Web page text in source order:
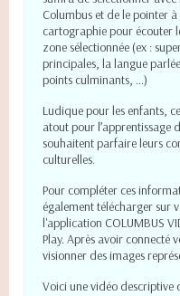
Columbus et de le pointer
cartographie pour écouter
zone sélectionnée (ex :
principales, la langue
points culminants, …)
Ludique pour les enfants,
atout pour l’apprentissage
souhaitent parfaire leurs
culturelles.
Pour compléter ces
également télécharger sur
l'application COLUMBUS
Play. Après avoir connecté
visionner des images
Voici une vidéo descriptive